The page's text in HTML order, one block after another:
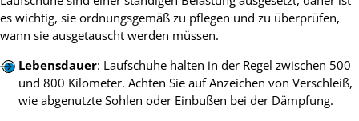
es wichtig, sie ordnungsgemäß zu pflegen und zu überprüfen,
wann sie ausgetauscht werden müssen.
Lebensdauer: Laufschuhe halten in der Regel zwischen 500
und 800 Kilometer. Achten Sie auf Anzeichen von Verschleiß,
wie abgenutzte Sohlen oder Einbußen bei der Dämpfung.